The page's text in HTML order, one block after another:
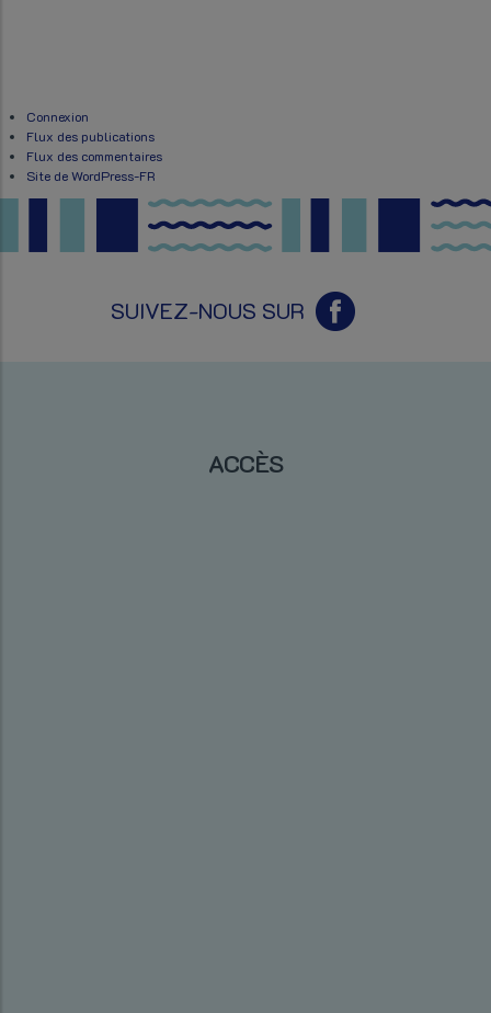
Connexion
Flux des publications
Flux des commentaires
Site de WordPress-FR
SUIVEZ-NOUS SUR
ACCÈS